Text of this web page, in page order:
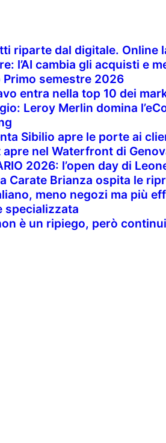
riparte dal digitale. Online
l’AI cambia gli acquisti e
semestre 2026
entra nella top 10 dei
Leroy Merlin domina
Sibilio apre le porte ai
apre nel Waterfront di
2026: l’open day di
Carate Brianza ospita le
meno negozi ma più
specializzata
è un ripiego, però